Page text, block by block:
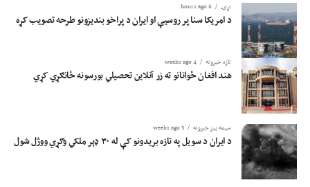
نړۍ 6 hours ago
د امریکا سنا پر روسیې او ایران د پراخو بندیزونو طرحه تصویب کړه
تازه خبرونه 4 weeks ago
هند افغان ځوانانو ته زر آنلاین تحصیلي بورسونه ځانګړي کړي
سیمه ییز خبرونه 3 weeks ago
د ایران د سویل په تازه بریدونو کې له ۳۰ ډېر ملکي وګړي ووژل شول